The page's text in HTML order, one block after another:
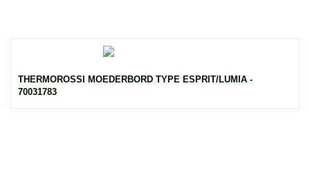
THERMOROSSI MOEDERBORD TYPE ESPRIT/LUMIA -
70031783